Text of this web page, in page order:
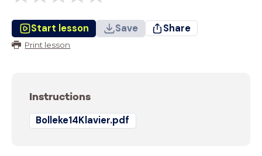
Start lesson Save Share
Print lesson
Instructions
Bolleke14Klavier.pdf